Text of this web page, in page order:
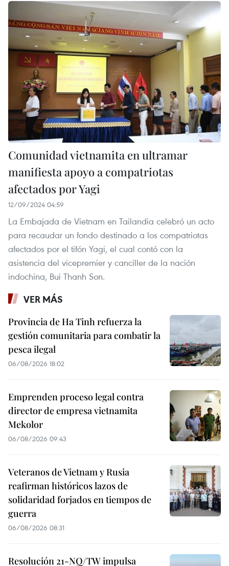
Comunidad vietnamita en ultramar
manifiesta apoyo a compatriotas
afectados por Yagi
12/09/2024 04:59
La Embajada de Vietnam en Tailandia celebró un acto
para recaudar un fondo destinado a los compatriotas
afectados por el tifón Yagi, el cual contó con la
asistencia del vicepremier y canciller de la nación
indochina, Bui Thanh Son.
VER MÁS
Provincia de Ha Tinh refuerza la
gestión comunitaria para combatir la
pesca ilegal
06/08/2026 18:02
Emprenden proceso legal contra
director de empresa vietnamita
Mekolor
06/08/2026 09:43
Veteranos de Vietnam y Rusia
reafirman históricos lazos de
solidaridad forjados en tiempos de
guerra
06/08/2026 08:31
Resolución 21-NQ/TW impulsa